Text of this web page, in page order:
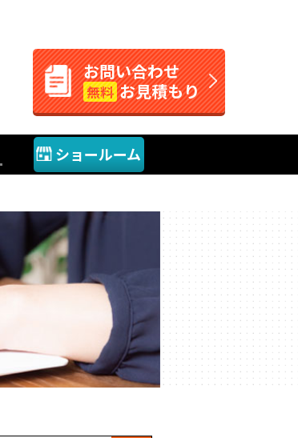
お問い合わせ
無料 お見積もり
ショールーム